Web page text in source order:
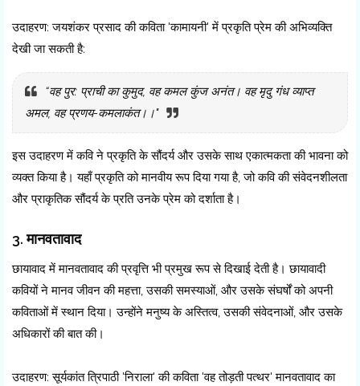
उदाहरण: जयशंकर प्रसाद की कविता 'कामायनी' में प्रकृति प्रेम की अभिव्यक्ति
देखी जा सकती है:
“वह पुर: प्राची का कुमुद, वह कमल कुंज अनंत। वह मृदु गंध व्याप्त
अमल, वह प्रणय-कमलाकंत।।"
इस उदाहरण में कवि ने प्रकृति के सौंदर्य और उसके साथ एकात्मकता की भावना को
व्यक्त किया है। यहाँ प्रकृति को मानवीय रूप दिया गया है, जो कवि की संवेदनशीलता
और प्राकृतिक सौंदर्य के प्रति उनके प्रेम को दर्शाता है।
3. मानवतावाद
छायावाद में मानवतावाद की प्रवृत्ति भी प्रमुख रूप से दिखाई देती है। छायावादी
कवियों ने मानव जीवन की महत्ता, उसकी समस्याओं, और उसके संघर्षों को अपनी
कविताओं में स्थान दिया। उन्होंने मनुष्य के अस्तित्व, उसकी संवेदनाओं, और उसके
अधिकारों की बात की।
उदाहरण: सूर्यकांत त्रिपाठी 'निराला' की कविता 'वह तोड़ती पत्थर' मानवतावाद का